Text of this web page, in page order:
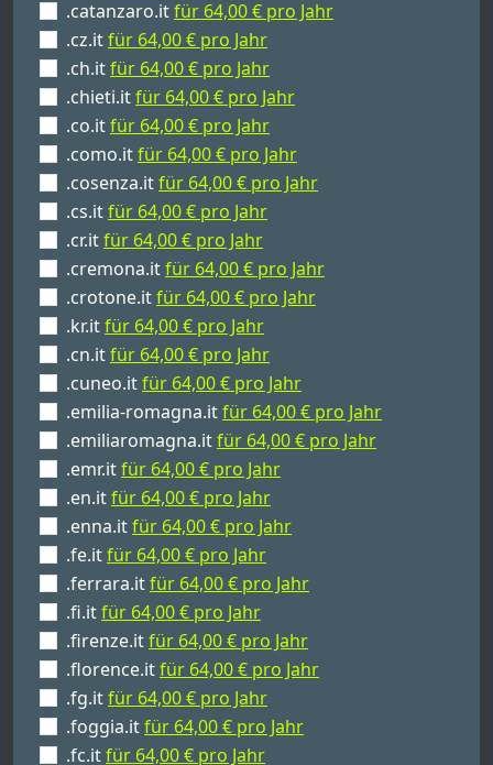
.catanzaro.itfür 64,00 € pro Jahr
.cz.itfür 64,00 € pro Jahr
.ch.itfür 64,00 € pro Jahr
.chieti.itfür 64,00 € pro Jahr
.co.itfür 64,00 € pro Jahr
.como.itfür 64,00 € pro Jahr
.cosenza.itfür 64,00 € pro Jahr
.cs.itfür 64,00 € pro Jahr
.cr.itfür 64,00 € pro Jahr
.cremona.itfür 64,00 € pro Jahr
.crotone.itfür 64,00 € pro Jahr
.kr.itfür 64,00 € pro Jahr
.cn.itfür 64,00 € pro Jahr
.cuneo.itfür 64,00 € pro Jahr
.emilia-romagna.itfür 64,00 € pro Jahr
.emiliaromagna.itfür 64,00 € pro Jahr
.emr.itfür 64,00 € pro Jahr
.en.itfür 64,00 € pro Jahr
.enna.itfür 64,00 € pro Jahr
.fe.itfür 64,00 € pro Jahr
.ferrara.itfür 64,00 € pro Jahr
.fi.itfür 64,00 € pro Jahr
.firenze.itfür 64,00 € pro Jahr
.florence.itfür 64,00 € pro Jahr
.fg.itfür 64,00 € pro Jahr
.foggia.itfür 64,00 € pro Jahr
.fc.itfür 64,00 € pro Jahr